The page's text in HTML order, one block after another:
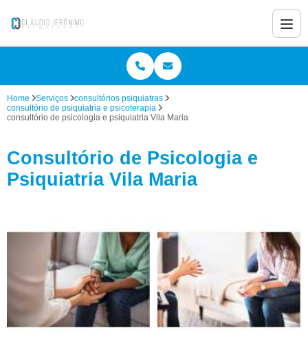
Home Serviços
consultórios psiquiatras
consultório de psiquiatria e psicoterapia
consultório de psicologia e psiquiatria Vila Maria
Consultório de Psicologia e
Psiquiatria Vila Maria